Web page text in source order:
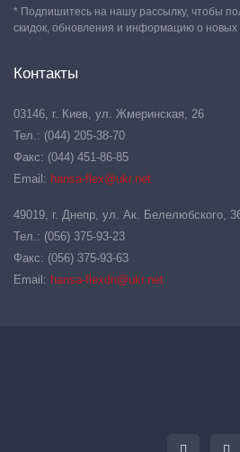
* Подпишитесь на нашу рассылку, чтобы
скидок, обновления и информацию о новых
Контакты
03146, г. Киев, ул. Жмеринская, 26
Тел.: (044) 205-38-70
Факс: (044) 451-86-85
Email: hansa-flex@ukr.net
49019, г. Днепр, ул. Ак. Белелюбского,
Тел.: (056) 375-93-23
Факс: (056) 375-93-63
Email: hansa-flexdn@ukr.net